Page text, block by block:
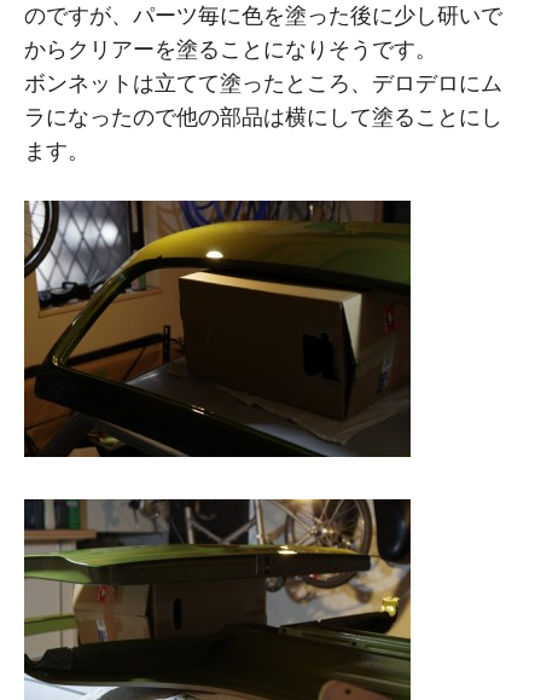
のですが、パーツ毎に色を塗った後に少し研いで
からクリアーを塗ることになりそうです。
ボンネットは立てて塗ったところ、デロデロにム
ラになったので他の部品は横にして塗ることにし
ます。